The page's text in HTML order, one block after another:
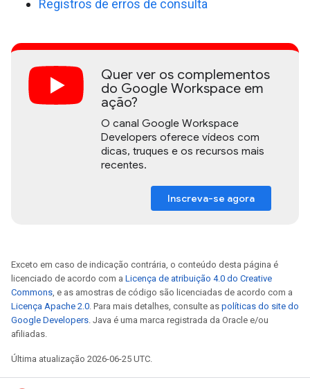
Registros de erros de consulta
Quer ver os complementos
do Google Workspace em
ação?
O canal Google Workspace
Developers oferece vídeos com
dicas, truques e os recursos mais
recentes.
Inscreva-se agora
Exceto em caso de indicação contrária, o conteúdo desta página é
licenciado de acordo com a Licença de atribuição 4.0 do Creative
Commons, e as amostras de código são licenciadas de acordo com a
Licença Apache 2.0. Para mais detalhes, consulte as políticas do site do
Google Developers. Java é uma marca registrada da Oracle e/ou
afiliadas.
Última atualização 2026-06-25 UTC.